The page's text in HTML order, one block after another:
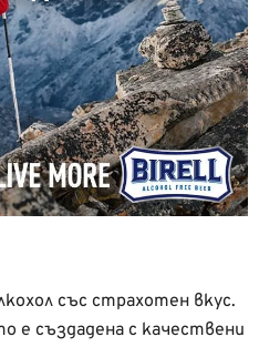
със страхотен вкус.
е създадена с качествени